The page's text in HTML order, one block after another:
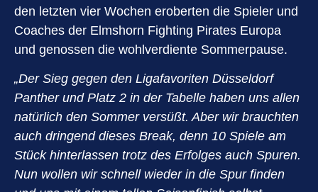
den letzten vier Wochen eroberten die Spieler und
Coaches der Elmshorn Fighting Pirates Europa
und genossen die wohlverdiente Sommerpause.
„Der Sieg gegen den Ligafavoriten Düsseldorf
Panther und Platz 2 in der Tabelle haben uns allen
natürlich den Sommer versüßt. Aber wir brauchten
auch dringend dieses Break, denn 10 Spiele am
Stück hinterlassen trotz des Erfolges auch Spuren.
Nun wollen wir schnell wieder in die Spur finden